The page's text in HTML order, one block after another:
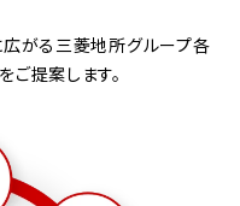
広がる三菱地所グループ各
提案します。